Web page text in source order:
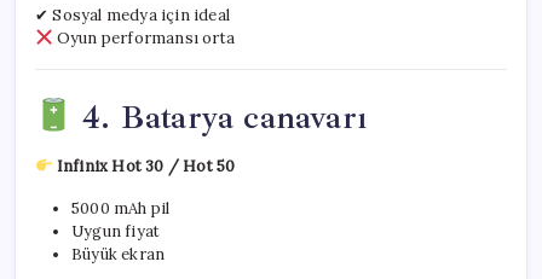
✔ Sosyal medya için ideal
Oyun performansı orta
4. Batarya canavarı
Infinix Hot 30 / Hot 50
5000 mAh pil
Uygun fiyat
Büyük ekran